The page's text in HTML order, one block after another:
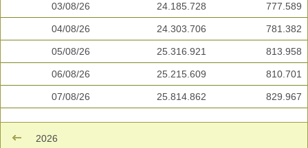
03/08/26 24.185.728 777.589
04/08/26 24.303.706 781.382
05/08/26 25.316.921 813.958
06/08/26 25.215.609 810.701
07/08/26 25.814.862 829.967
2026